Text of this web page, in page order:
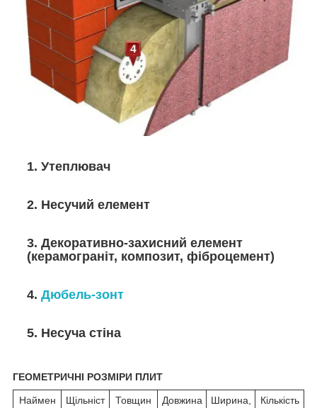
1. Утеплювач
2. Несучий елемент
3. Декоративно-захисний елемент
(керамограніт, композит, фіброцемент)
4. Дюбель-зонт
5. Несуча стіна
ГЕОМЕТРИЧНІ РОЗМІРИ ПЛИТ
Наймен Щільніст Товщин Довжина Ширина, Кількість